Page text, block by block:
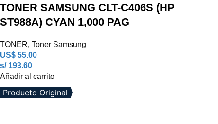
TONER SAMSUNG CLT-C406S (HP
ST988A) CYAN 1,000 PAG
TONER, Toner Samsung
US$ 55.00
s/ 193.60
Añadir al carrito
Producto Original